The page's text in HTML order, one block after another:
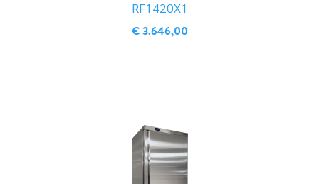
RF1420X1
€ 3.646,00